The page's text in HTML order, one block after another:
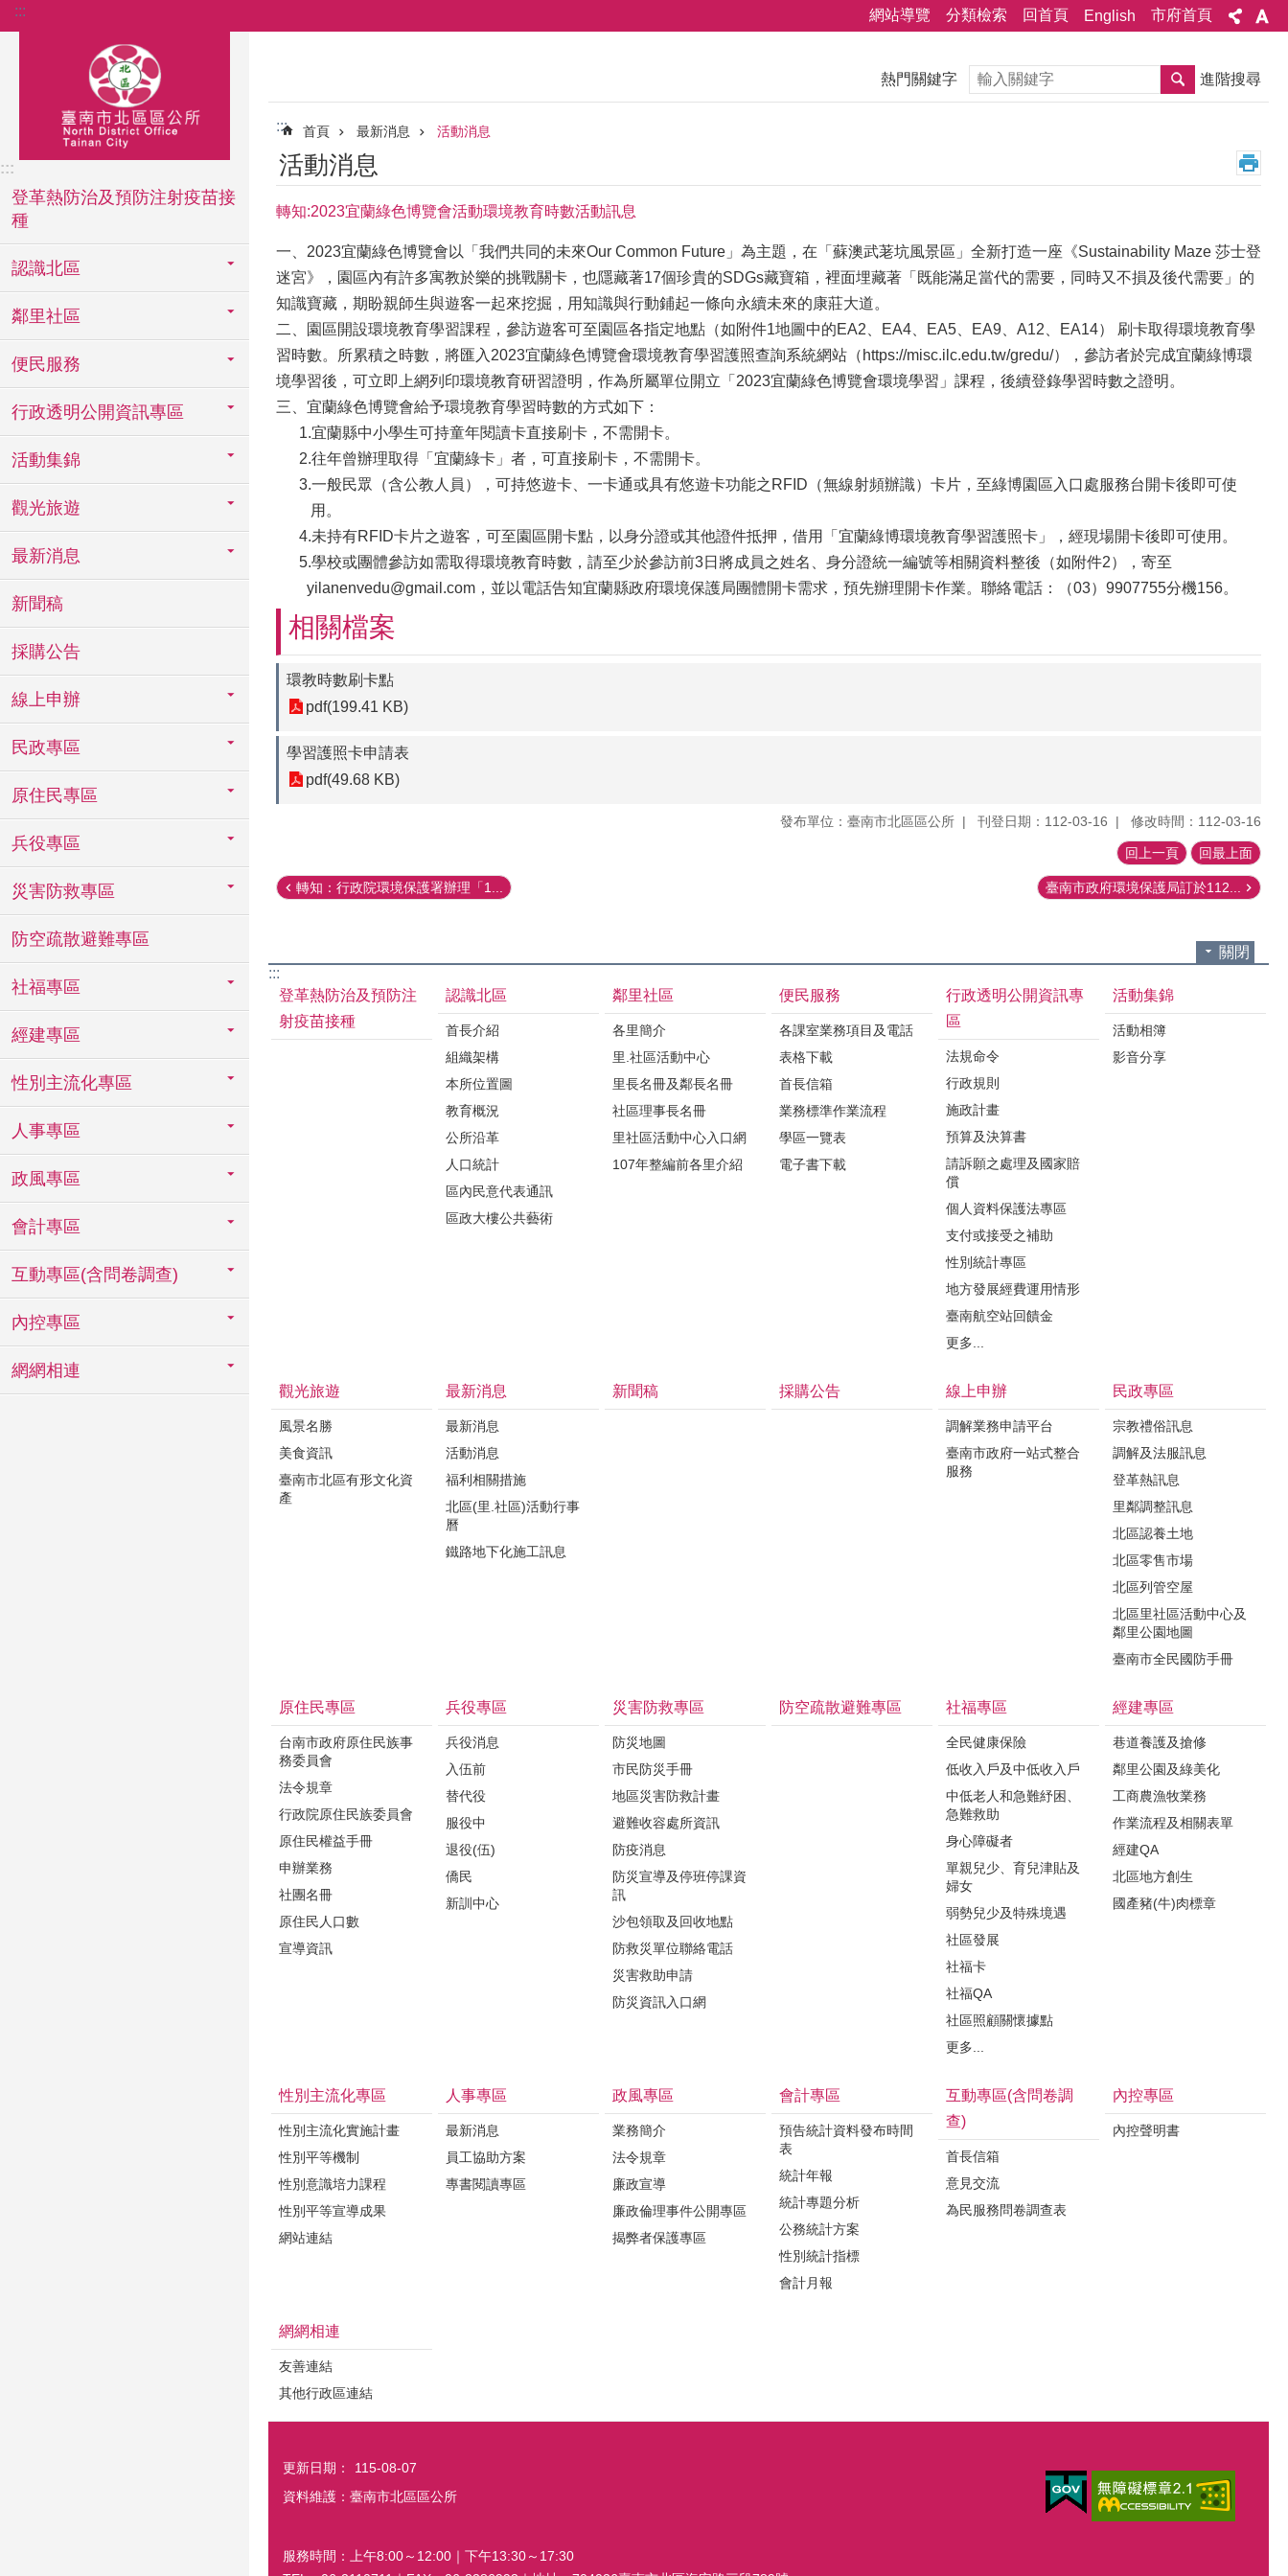
跳到主要內容區塊
::: 網站導覽 分類檢索 回首頁 English 市府首頁
:::
登革熱防治及預防注射疫苗接
種
認識北區
鄰里社區
便民服務
行政透明公開資訊專區
活動集錦
觀光旅遊
最新消息
新聞稿
採購公告
線上申辦
民政專區
原住民專區
兵役專區
災害防救專區
防空疏散避難專區
社福專區
經建專區
性別主流化專區
人事專區
政風專區
會計專區
互動專區(含問卷調查)
內控專區
網網相連
熱門關鍵字 搜尋 進階搜尋
::: 首頁 最新消息 活動消息
活動消息
轉知:2023宜蘭綠色博覽會活動環境教育時數活動訊息
一、2023宜蘭綠色博覽會以「我們共同的未來Our Common Future」為主題，在「蘇澳武荖坑風景區」全新打造一座《Sustainability Maze 莎士登
迷宮》，園區內有許多寓教於樂的挑戰關卡，也隱藏著17個珍貴的SDGs藏寶箱，裡面埋藏著「既能滿足當代的需要，同時又不損及後代需要」的
知識寶藏，期盼親師生與遊客一起來挖掘，用知識與行動鋪起一條向永續未來的康莊大道。
二、園區開設環境教育學習課程，參訪遊客可至園區各指定地點（如附件1地圖中的EA2、EA4、EA5、EA9、A12、EA14） 刷卡取得環境教育學
習時數。所累積之時數，將匯入2023宜蘭綠色博覽會環境教育學習護照查詢系統網站（https://misc.ilc.edu.tw/gredu/），參訪者於完成宜蘭綠博環
境學習後，可立即上網列印環境教育研習證明，作為所屬單位開立「2023宜蘭綠色博覽會環境學習」課程，後續登錄學習時數之證明。
三、宜蘭綠色博覽會給予環境教育學習時數的方式如下：
1.宜蘭縣中小學生可持童年閱讀卡直接刷卡，不需開卡。
2.往年曾辦理取得「宜蘭綠卡」者，可直接刷卡，不需開卡。
3.一般民眾（含公教人員），可持悠遊卡、一卡通或具有悠遊卡功能之RFID（無線射頻辦識）卡片，至綠博園區入口處服務台開卡後即可使
用。
4.未持有RFID卡片之遊客，可至園區開卡點，以身分證或其他證件抵押，借用「宜蘭綠博環境教育學習護照卡」，經現場開卡後即可使用。
5.學校或團體參訪如需取得環境教育時數，請至少於參訪前3日將成員之姓名、身分證統一編號等相關資料整後（如附件2），寄至
yilanenvedu@gmail.com，並以電話告知宜蘭縣政府環境保護局團體開卡需求，預先辦理開卡作業。聯絡電話：（03）9907755分機156。
相關檔案
環教時數刷卡點
pdf(199.41 KB)
學習護照卡申請表
pdf(49.68 KB)
發布單位：臺南市北區區公所 刊登日期：112-03-16 修改時間：112-03-16
回上一頁 回最上面
轉知：行政院環境保護署辦理「1... 臺南市政府環境保護局訂於112...
關閉
:::
登革熱防治及預防注
射疫苗接種
認識北區
首長介紹
組織架構
本所位置圖
教育概況
公所沿革
人口統計
區內民意代表通訊
區政大樓公共藝術
鄰里社區
各里簡介
里.社區活動中心
里長名冊及鄰長名冊
社區理事長名冊
里社區活動中心入口網
107年整編前各里介紹
便民服務
各課室業務項目及電話
表格下載
首長信箱
業務標準作業流程
學區一覽表
電子書下載
行政透明公開資訊專
區
法規命令
行政規則
施政計畫
預算及決算書
請訴願之處理及國家賠
償
個人資料保護法專區
支付或接受之補助
性別統計專區
地方發展經費運用情形
臺南航空站回饋金
更多...
活動集錦
活動相簿
影音分享
觀光旅遊
風景名勝
美食資訊
臺南市北區有形文化資
產
最新消息
最新消息
活動消息
福利相關措施
北區(里.社區)活動行事
曆
鐵路地下化施工訊息
新聞稿 採購公告 線上申辦
調解業務申請平台
臺南市政府一站式整合
服務
民政專區
宗教禮俗訊息
調解及法服訊息
登革熱訊息
里鄰調整訊息
北區認養土地
北區零售市場
北區列管空屋
北區里社區活動中心及
鄰里公園地圖
臺南市全民國防手冊
原住民專區
台南市政府原住民族事
務委員會
法令規章
行政院原住民族委員會
原住民權益手冊
申辦業務
社團名冊
原住民人口數
宣導資訊
兵役專區
兵役消息
入伍前
替代役
服役中
退役(伍)
僑民
新訓中心
災害防救專區
防災地圖
市民防災手冊
地區災害防救計畫
避難收容處所資訊
防疫消息
防災宣導及停班停課資
訊
沙包領取及回收地點
防救災單位聯絡電話
災害救助申請
防災資訊入口網
防空疏散避難專區 社福專區
全民健康保險
低收入戶及中低收入戶
中低老人和急難紓困、
急難救助
身心障礙者
單親兒少、育兒津貼及
婦女
弱勢兒少及特殊境遇
社區發展
社福卡
社福QA
社區照顧關懷據點
更多...
經建專區
巷道養護及搶修
鄰里公園及綠美化
工商農漁牧業務
作業流程及相關表單
經建QA
北區地方創生
國產豬(牛)肉標章
性別主流化專區
性別主流化實施計畫
性別平等機制
性別意識培力課程
性別平等宣導成果
網站連結
人事專區
最新消息
員工協助方案
專書閱讀專區
政風專區
業務簡介
法令規章
廉政宣導
廉政倫理事件公開專區
揭弊者保護專區
會計專區
預告統計資料發布時間
表
統計年報
統計專題分析
公務統計方案
性別統計指標
會計月報
互動專區(含問卷調
查)
首長信箱
意見交流
為民服務問卷調查表
內控專區
內控聲明書
網網相連
友善連結
其他行政區連結
更新日期：
115-08-07
資料維護：臺南市北區區公所
服務時間：上午8:00～12:00｜下午13:30～17:30